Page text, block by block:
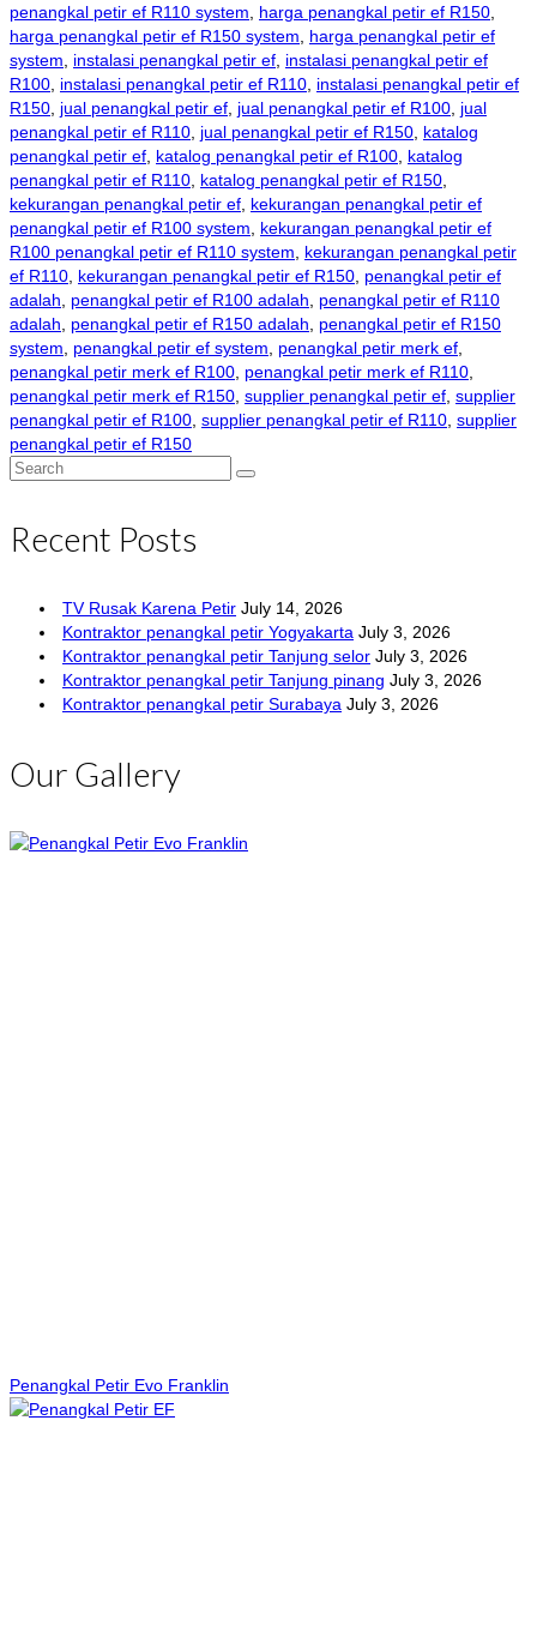
penangkal petir ef R110 system, harga penangkal petir ef R150,
harga penangkal petir ef R150 system, harga penangkal petir ef
system, instalasi penangkal petir ef, instalasi penangkal petir ef
R100, instalasi penangkal petir ef R110, instalasi penangkal petir ef
R150, jual penangkal petir ef, jual penangkal petir ef R100, jual
penangkal petir ef R110, jual penangkal petir ef R150, katalog
penangkal petir ef, katalog penangkal petir ef R100, katalog
penangkal petir ef R110, katalog penangkal petir ef R150,
kekurangan penangkal petir ef, kekurangan penangkal petir ef
penangkal petir ef R100 system, kekurangan penangkal petir ef
R100 penangkal petir ef R110 system, kekurangan penangkal petir
ef R110, kekurangan penangkal petir ef R150, penangkal petir ef
adalah, penangkal petir ef R100 adalah, penangkal petir ef R110
adalah, penangkal petir ef R150 adalah, penangkal petir ef R150
system, penangkal petir ef system, penangkal petir merk ef,
penangkal petir merk ef R100, penangkal petir merk ef R110,
penangkal petir merk ef R150, supplier penangkal petir ef, supplier
penangkal petir ef R100, supplier penangkal petir ef R110, supplier
penangkal petir ef R150
Search
Recent Posts
TV Rusak Karena Petir July 14, 2026
Kontraktor penangkal petir Yogyakarta July 3, 2026
Kontraktor penangkal petir Tanjung selor July 3, 2026
Kontraktor penangkal petir Tanjung pinang July 3, 2026
Kontraktor penangkal petir Surabaya July 3, 2026
Our Gallery
Penangkal Petir Evo Franklin